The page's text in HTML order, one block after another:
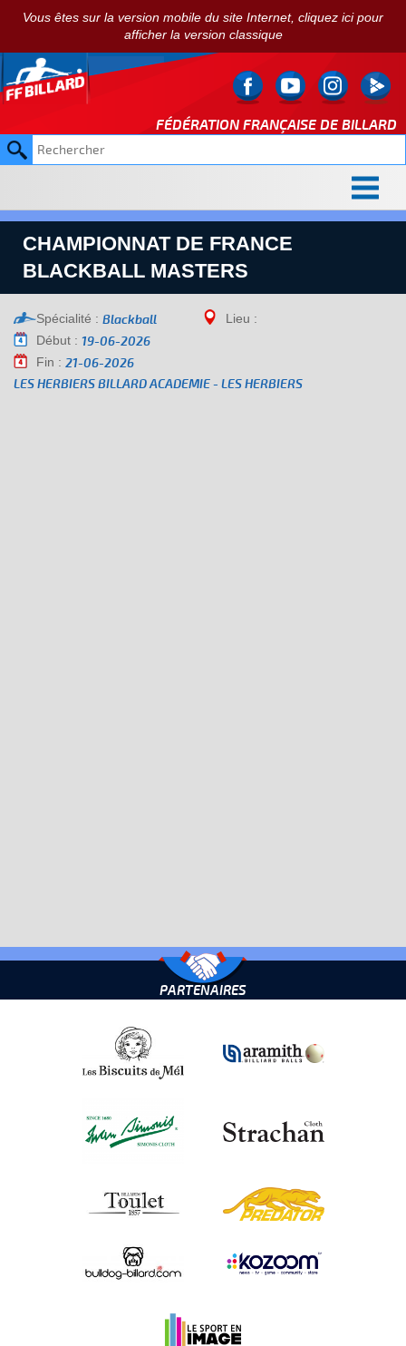
Vous êtes sur la version mobile du site Internet, cliquez ici pour
afficher la version classique
FÉDÉRATION FRANÇAISE DE BILLARD
CHAMPIONNAT DE FRANCE
BLACKBALL MASTERS
Spécialité : Blackball
Début : 19-06-2026
Fin : 21-06-2026
Lieu :
LES HERBIERS BILLARD ACADEMIE - LES HERBIERS
PARTENAIRES